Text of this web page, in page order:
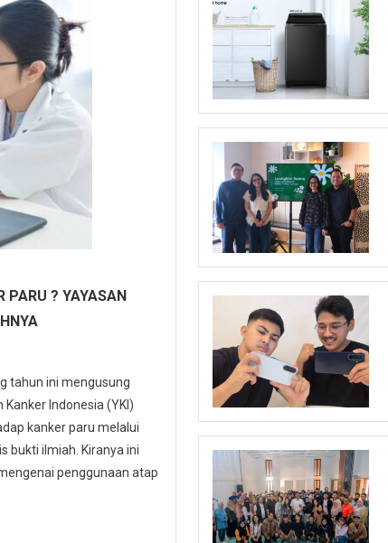
PARU ? YAYASAN
tahun ini mengusung
Indonesia (YKI)
kanker paru melalui
bukti ilmiah. Kiranya ini
penggunaan atap